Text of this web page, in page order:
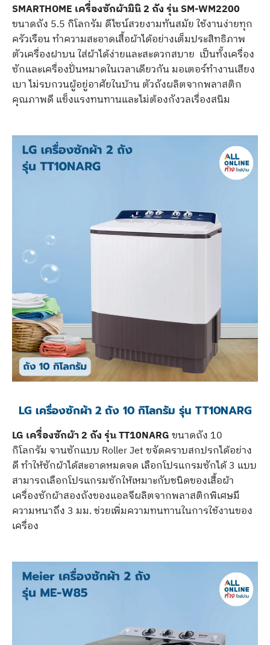
SMARTHOME เครื่องซักผ้ามินิ 2 ถัง รุ่น SM-WM2200
ขนาดถัง 5.5 กิโลกรัม ดีไซน์สวยงามทันสมัย ใช้งานง่ายทุก
ครัวเรือน ทำความสะอาดเสื้อผ้าได้อย่างเต็มประสิทธิภาพ
ตัวเครื่องฝาบน ใส่ผ้าได้ง่ายและสะดวกสบาย เป็นทั้งเครื่อง
ซักและเครื่องปั่นหมาดในเวลาเดียวกัน มอเตอร์ทำงานเสียง
เบา ไม่รบกวนผู้อยู่อาศัยในบ้าน ตัวถังผลิตจากพลาสติก
คุณภาพดี แข็งแรงทนทานและไม่ต้องกังวลเรื่องสนิม
LG เครื่องซักผ้า 2 ถัง 10 กิโลกรัม รุ่น TT10NARG
LG เครื่องซักผ้า 2 ถัง รุ่น TT10NARGขนาดถัง 10
กิโลกรัม จานซักแบบ Roller Jet ขจัดคราบสกปรกได้อย่าง
ดี ทำให้ซักผ้าได้สะอาดหมดจด เลือกโปรแกรมซักได้ 3 แบบ
สามารถเลือกโปรแกรมซักให้เหมาะกับชนิดของเสื้อผ้า
เครื่องซักผ้าสองถังของแอลจีผลิตจากพลาสติกพิเศษมี
ความหนาถึง 3 มม. ช่วยเพิ่มความทนทานในการใช้งานของ
เครื่อง